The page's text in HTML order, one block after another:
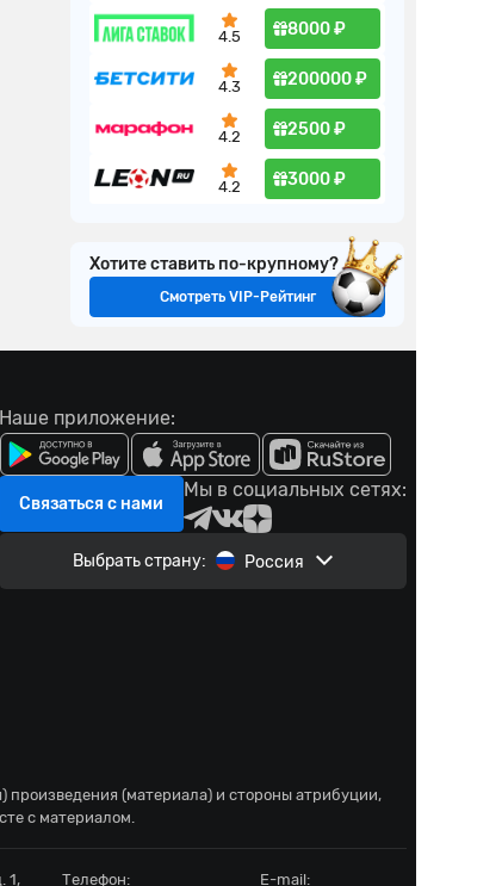
4.5 8000 ₽
4.3 200000 ₽
4.2 2500 ₽
4.2 3000 ₽
Хотите ставить по-крупному?
Смотреть VIP-Рейтинг
Наше приложение:
Связаться с нами
Мы в социальных сетях:
Выбрать страну: Россия
произведения (материала) и стороны атрибуции,
с материалом.
1, Телефон: E-mail: